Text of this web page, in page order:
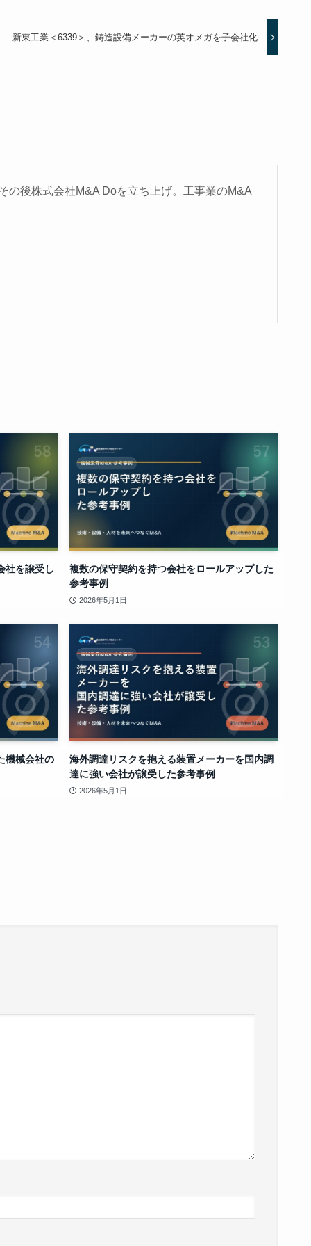
新東工業＜6339＞、鋳造設備メーカーの英オメガを子会社化
の後株式会社M&A Doを立ち上げ。工事業のM&A
社を譲受し
複数の保守契約を持つ会社をロールアップした
参考事例
2026年5月1日
機械会社の
海外調達リスクを抱える装置メーカーを国内調
達に強い会社が譲受した参考事例
2026年5月1日